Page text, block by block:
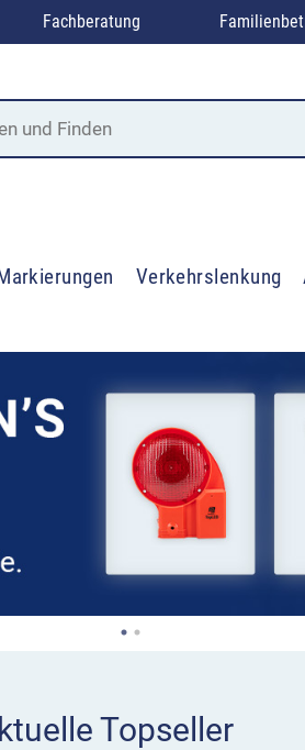
Fachberatung
Verkehrslenkung
Topseller